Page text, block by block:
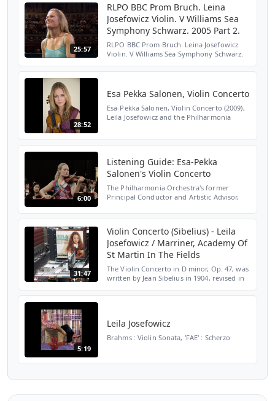
25:57
RLPO BBC Prom Bruch. Leina
Josefowicz Violin. V Williams Sea
Symphony Schwarz. 2005 Part 2.
RLPO BBC Prom Bruch. Leina Josefowicz
Violin. V Williams Sea Symphony Schwarz.
28:52
Esa Pekka Salonen, Violin Concerto
Esa-Pekka Salonen, Violin Concerto (2009),
Leila Josefowicz and the Philharmonia
6:00
Listening Guide: Esa-Pekka
Salonen's Violin Concerto
The Philharmonia Orchestra's former
Principal Conductor and Artistic Advisor,
31:47
Violin Concerto (Sibelius) - Leila
Josefowicz / Marriner, Academy Of
St Martin In The Fields
The Violin Concerto in D minor, Op. 47, was
written by Jean Sibelius in 1904, revised in
5:19
Leila Josefowicz
Brahms : Violin Sonata, 'FAE' : Scherzo